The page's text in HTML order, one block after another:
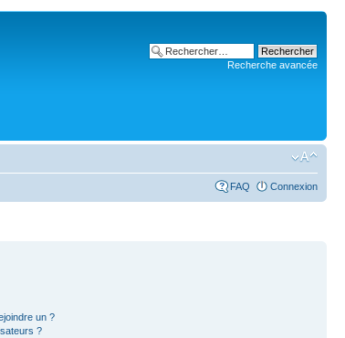
Recherche avancée
FAQ Connexion
un ?
?